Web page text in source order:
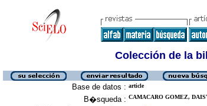
Colección de la
Base de datos : article
B�squeda : CAMACARO GOMEZ,